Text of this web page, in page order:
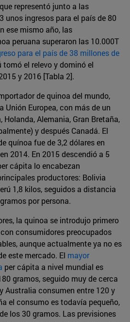
representó junto a las
unos ingresos para el país de 80
ese mismo año, las
peruana superaron las 10.000T
para el país de 38 millones de
tomó el relevo y dominó el
y 2016 [Tabla 2].
de quinoa del mundo,
Unión Europea, con más de un
Holanda, Alemania, Gran Bretaña,
y después Canadá. El
quínoa fue de 3,2 dólares en
2014. En 2015 descendió a 5
cápita lo encabezan
productores: Bolivia
1,8 kilos, seguidos a distancia
por persona.
la quinoa se introdujo primero
consumidores preocupados
aunque actualmente ya no es
este mercado. El mayor
per cápita a nivel mundial es
gramos, seguido muy de cerca
Australia consumen entre 120 y
el consumo es todavía pequeño,
los 30 gramos. Las previsiones